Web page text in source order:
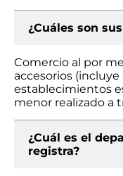
¿Cuáles son
Comercio al por
accesorios
establecimientos
menor realizado a
¿Cuál es el
registra?